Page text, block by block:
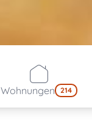
Wohnungen 214